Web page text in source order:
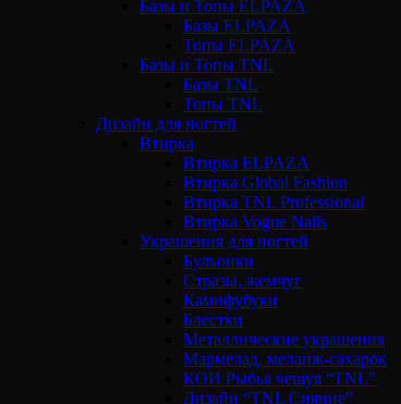
Базы и Топы ELPAZA
Базы ELPAZA
Топы ELPAZA
Базы и Топы TNL
Базы TNL
Топы TNL
Дизайн для ногтей
Втирка
Втирка ELPAZA
Втирка Global Fashion
Втирка TNL Professional
Втирка Vogue Nails
Украшения для ногтей
Бульонки
Стразы, жемчуг
Камифубуки
Блестки
Металлические украшения
Мармелад, меланж-сахарок
КОИ Рыбья чешуя “TNL”
Дизайн “TNL Сияние”